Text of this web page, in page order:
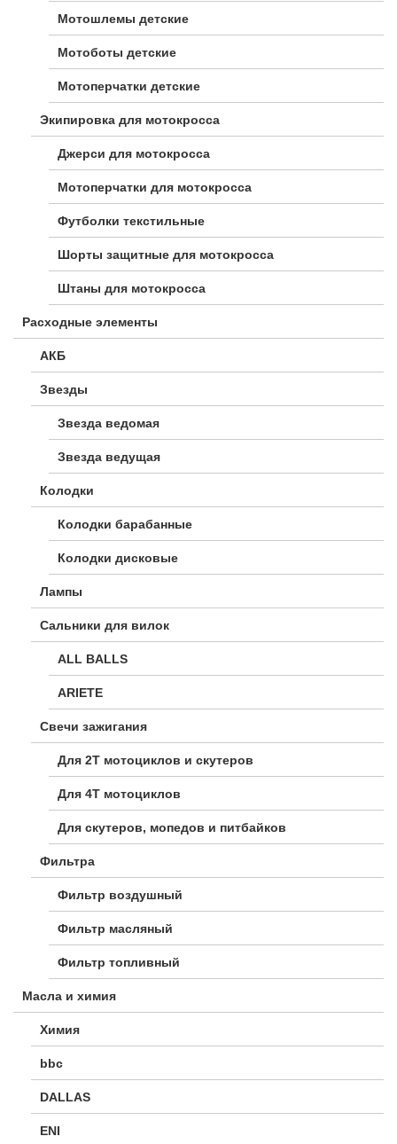
Мотошлемы детские
Мотоботы детские
Мотоперчатки детские
Экипировка для мотокросса
Джерси для мотокросса
Мотоперчатки для мотокросса
Футболки текстильные
Шорты защитные для мотокросса
Штаны для мотокросса
Расходные элементы
АКБ
Звезды
Звезда ведомая
Звезда ведущая
Колодки
Колодки барабанные
Колодки дисковые
Лампы
Сальники для вилок
ALL BALLS
ARIETE
Свечи зажигания
Для 2Т мотоциклов и скутеров
Для 4Т мотоциклов
Для скутеров, мопедов и питбайков
Фильтра
Фильтр воздушный
Фильтр масляный
Фильтр топливный
Масла и химия
Химия
bbc
DALLAS
ENI